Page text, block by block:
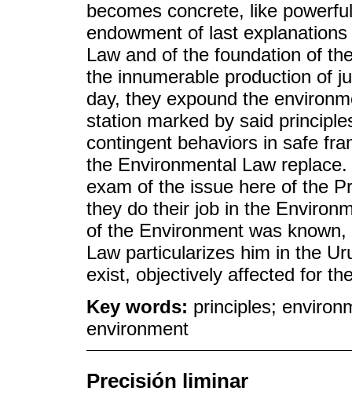
becomes concrete, like
endowment of last
Law and of the foundation of
the innumerable production of
day, they expound the
station marked by said
contingent behaviors in safe
the Environmental Law
exam of the issue here of the
they do their job in the
of the Environment was
Law particularizes him in the
exist, objectively affected for
Key words: principles;
environment
Precisión liminar